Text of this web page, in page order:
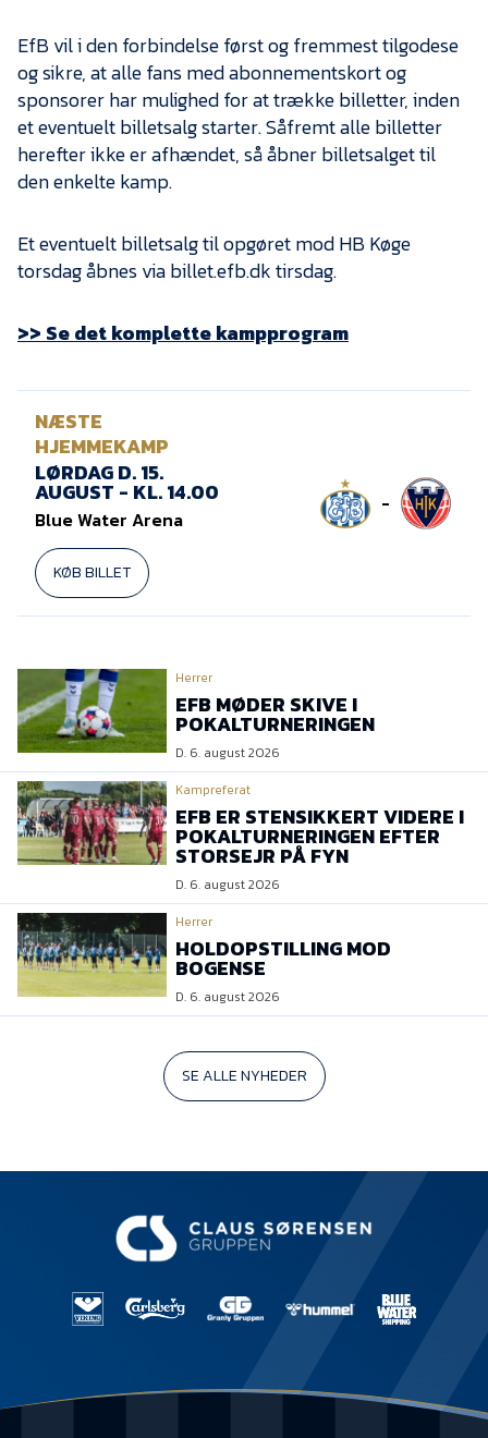
EfB vil i den forbindelse først og fremmest tilgodese
og sikre, at alle fans med abonnementskort og
sponsorer har mulighed for at trække billetter, inden
et eventuelt billetsalg starter. Såfremt alle billetter
herefter ikke er afhændet, så åbner billetsalget til
den enkelte kamp.
Et eventuelt billetsalg til opgøret mod HB Køge
torsdag åbnes via billet.efb.dk tirsdag.
>> Se det komplette kampprogram
NÆSTE
HJEMMEKAMP
LØRDAG D. 15.
AUGUST - KL. 14.00
Blue Water Arena
KØB BILLET
-
Herrer
EFB MØDER SKIVE I
POKALTURNERINGEN
D. 6. august 2026
Kampreferat
EFB ER STENSIKKERT VIDERE I
POKALTURNERINGEN EFTER
STORSEJR PÅ FYN
D. 6. august 2026
Herrer
HOLDOPSTILLING MOD
BOGENSE
D. 6. august 2026
SE ALLE NYHEDER